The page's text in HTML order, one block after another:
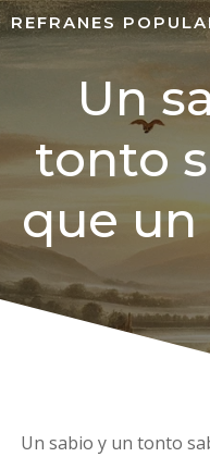
REFRANES
Un
tonto
que un
Un sabio y un tonto